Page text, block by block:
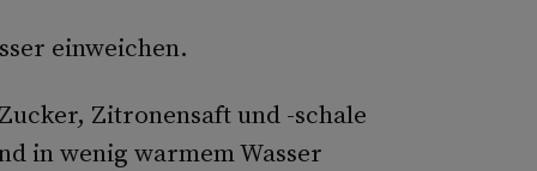
einweichen.
Zitronensaft und -schale
in wenig warmem Wasser